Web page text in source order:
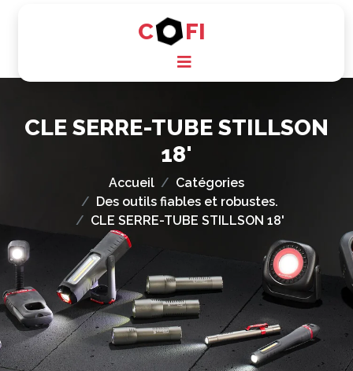
C FI
CLE SERRE-TUBE STILLSON
18'
Accueil
Catégories
Des outils fiables et robustes.
CLE SERRE-TUBE STILLSON 18'